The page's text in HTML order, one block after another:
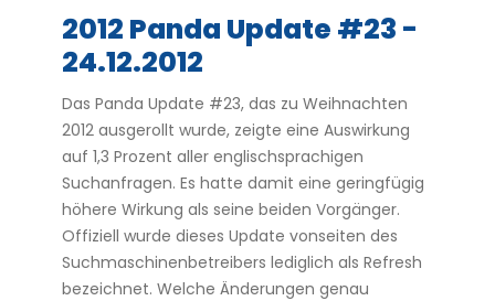
2012 Panda Update #23 -
24.12.2012
Das Panda Update #23, das zu Weihnachten
2012 ausgerollt wurde, zeigte eine Auswirkung
auf 1,3 Prozent aller englischsprachigen
Suchanfragen. Es hatte damit eine geringfügig
höhere Wirkung als seine beiden Vorgänger.
Offiziell wurde dieses Update vonseiten des
Suchmaschinenbetreibers lediglich als Refresh
bezeichnet. Welche Änderungen genau